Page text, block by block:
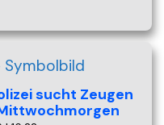
sucht Zeugen